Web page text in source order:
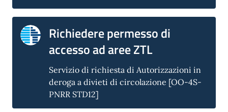
Richiedere permesso di
accesso ad aree ZTL
Servizio di richiesta di Autorizzazioni in
deroga a divieti di circolazione [OO-4S-
PNRR STD12]